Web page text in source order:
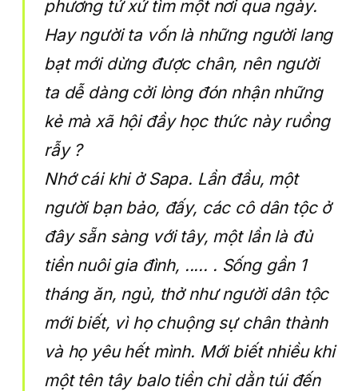
phương tứ xứ tìm một nơi qua ngày.
Hay người ta vốn là những người lang
bạt mới dừng được chân, nên người
ta dễ dàng cởi lòng đón nhận những
kẻ mà xã hội đầy học thức này ruồng
rẫy ?
Nhớ cái khi ở Sapa. Lần đầu, một
người bạn bảo, đấy, các cô dân tộc ở
đây sẵn sàng với tây, một lần là đủ
tiền nuôi gia đình, ..... . Sống gần 1
tháng ăn, ngủ, thở như người dân tộc
mới biết, vì họ chuộng sự chân thành
và họ yêu hết mình. Mới biết nhiều khi
một tên tây balo tiền chỉ dằn túi đến